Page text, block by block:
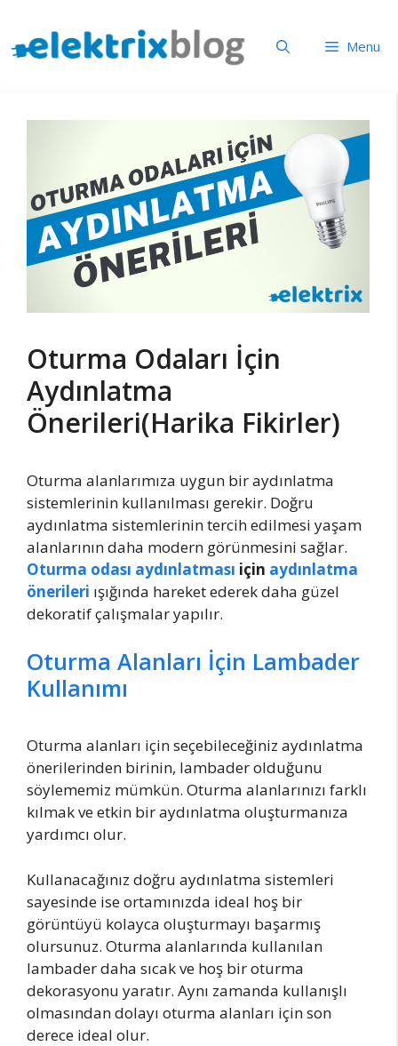
Menu
Oturma Odaları İçin
Aydınlatma
Önerileri(Harika Fikirler)
Oturma alanlarımıza uygun bir aydınlatma
sistemlerinin kullanılması gerekir. Doğru
aydınlatma sistemlerinin tercih edilmesi yaşam
alanlarının daha modern görünmesini sağlar.
Oturma odası aydınlatması için aydınlatma
önerileri ışığında hareket ederek daha güzel
dekoratif çalışmalar yapılır.
Oturma Alanları İçin Lambader
Kullanımı
Oturma alanları için seçebileceğiniz aydınlatma
önerilerinden birinin, lambader olduğunu
söylememiz mümkün. Oturma alanlarınızı farklı
kılmak ve etkin bir aydınlatma oluşturmanıza
yardımcı olur.
Kullanacağınız doğru aydınlatma sistemleri
sayesinde ise ortamınızda ideal hoş bir
görüntüyü kolayca oluşturmayı başarmış
olursunuz. Oturma alanlarında kullanılan
lambader daha sıcak ve hoş bir oturma
dekorasyonu yaratır. Aynı zamanda kullanışlı
olmasından dolayı oturma alanları için son
derece ideal olur.